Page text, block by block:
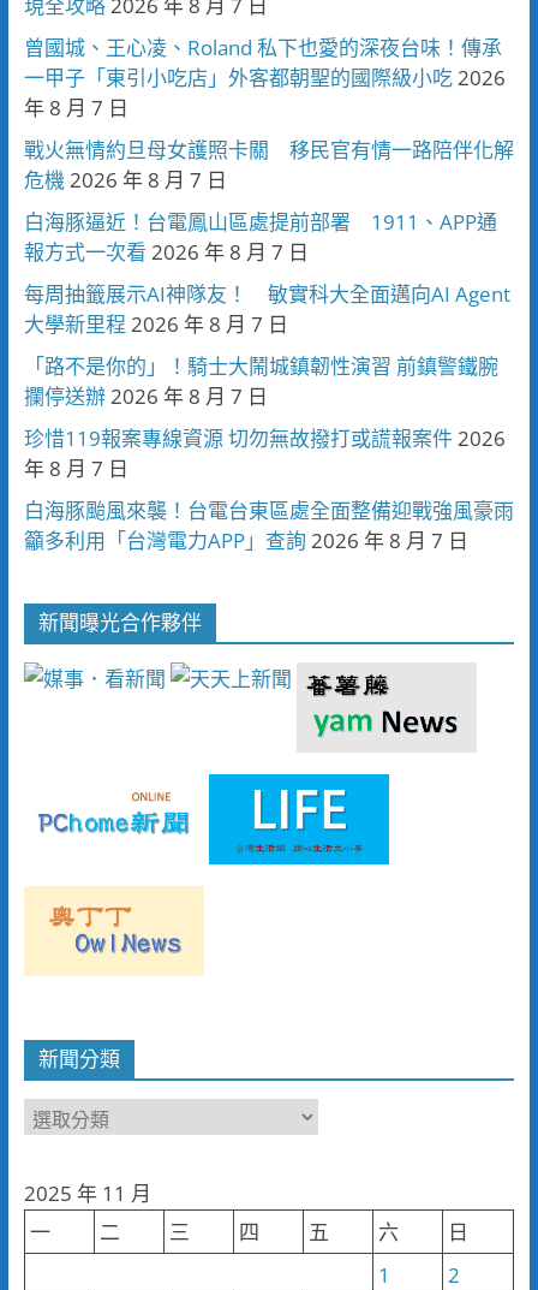
曾國城、王心凌、Roland 私下也愛的深夜台味！傳承
一甲子「東引小吃店」外客都朝聖的國際級小吃 2026
年 8 月 7 日
戰火無情約旦母女護照卡關 移民官有情一路陪伴化解
危機 2026 年 8 月 7 日
白海豚逼近！台電鳳山區處提前部署 1911、APP通
報方式一次看 2026 年 8 月 7 日
每周抽籤展示AI神隊友！ 敏實科大全面邁向AI Agent
大學新里程 2026 年 8 月 7 日
「路不是你的」！騎士大鬧城鎮韌性演習 前鎮警鐵腕
攔停送辦 2026 年 8 月 7 日
珍惜119報案專線資源 切勿無故撥打或謊報案件 2026
年 8 月 7 日
白海豚颱風來襲！台電台東區處全面整備迎戰強風豪雨
籲多利用「台灣電力APP」查詢 2026 年 8 月 7 日
新聞曝光合作夥伴
新聞分類
新
類
2025 年 11 月
一
二 三 四 五 六
日
1
2